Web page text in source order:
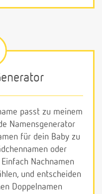
passt zu meinem
Namensgenerator
für dein Baby zu
oder
Nachnamen
und entscheiden
Doppelnamen